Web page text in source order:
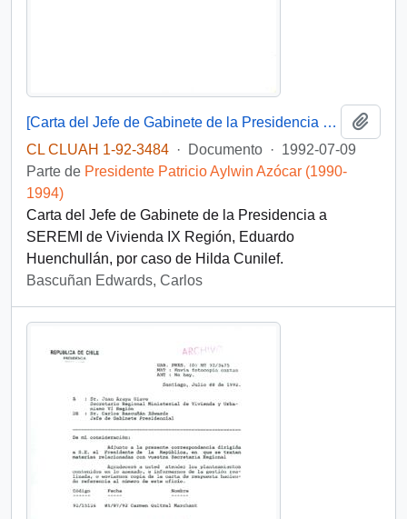
[Carta del Jefe de Gabinete de la Presidencia a SEREMI de Vivienda IX Región]
CL CLUAH 1-92-3484 · Documento · 1992-07-09
Parte de Presidente Patricio Aylwin Azócar (1990-
1994)
Carta del Jefe de Gabinete de la Presidencia a
SEREMI de Vivienda IX Región, Eduardo
Huenchullán, por caso de Hilda Cunilef.
Bascuñan Edwards, Carlos